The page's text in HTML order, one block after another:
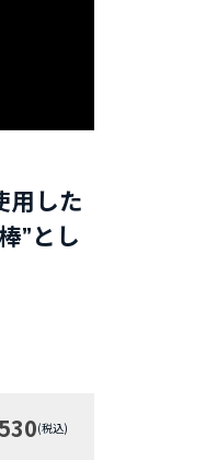
用した
”とし
(税込)